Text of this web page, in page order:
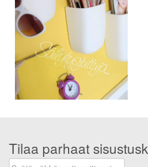
Tilaa parhaat